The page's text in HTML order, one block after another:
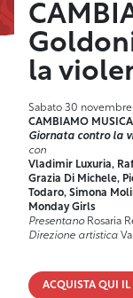
la
Sabato 30 novembre,
CAMBIAMO
Giornata contro la
con
Vladimir Luxuria,
Grazia Di Michele,
Todaro, Simona
Monday Girls
PresentanoRosaria
Direzione artistica
ACQUISTA QUI